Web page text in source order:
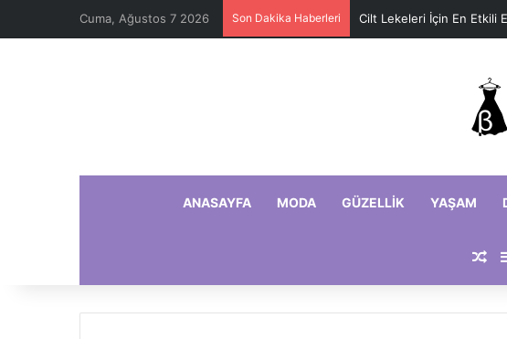
Cuma, Ağustos 7 2026 Son Dakika Haberleri Cilt Lekeleri İçin En Etkili
ANASAYFA MODA GÜZELLIK YAŞAM